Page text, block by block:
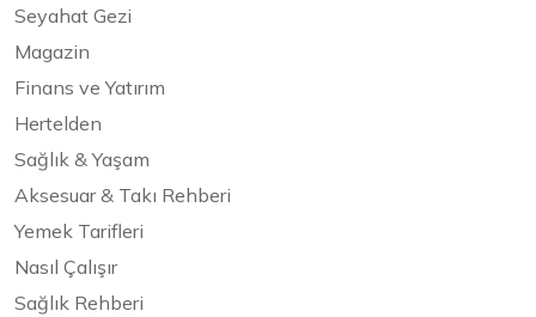
Seyahat Gezi
Magazin
Finans ve Yatırım
Hertelden
Sağlık & Yaşam
Aksesuar & Takı Rehberi
Yemek Tarifleri
Nasıl Çalışır
Sağlık Rehberi